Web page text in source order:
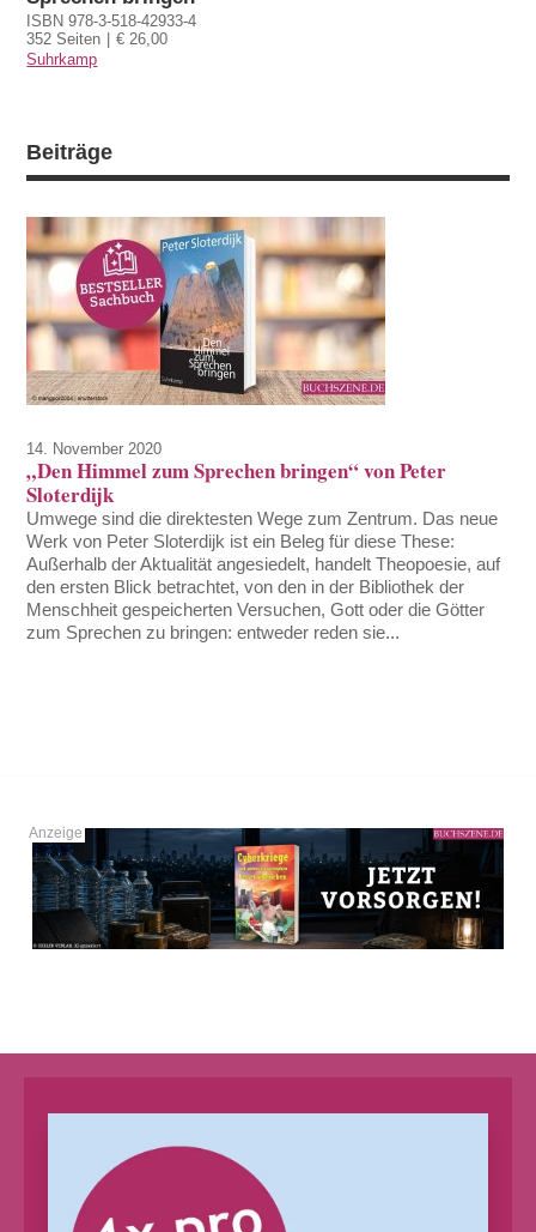
ISBN 978-3-518-42933-4
352 Seiten
€ 26,00
Suhrkamp
Beiträge
14. November 2020
„Den Himmel zum Sprechen bringen“ von Peter
Sloterdijk
Umwege sind die direktesten Wege zum Zentrum. Das neue
Werk von Peter Sloterdijk ist ein Beleg für diese These:
Außerhalb der Aktualität angesiedelt, handelt Theopoesie, auf
den ersten Blick betrachtet, von den in der Bibliothek der
Menschheit gespeicherten Versuchen, Gott oder die Götter
zum Sprechen zu bringen: entweder reden sie...